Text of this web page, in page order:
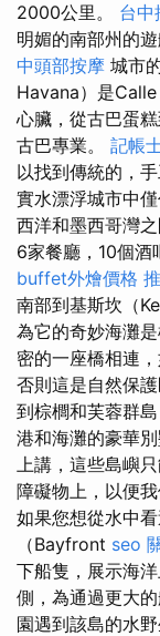
2000公里。 台中
明媚的南部州的
中頭部按摩 城市
Havana）是Calle
心臟，從古巴蛋
古巴專業。 記帳
以找到傳統的，
實水漂浮城市中
西洋和墨西哥灣
6家餐廳，10個
buffet外燴價格
南部到基斯坎（
為它的奇妙海灘是
密的一座橋相連
否則這是自然保護
到棕櫚和芙蓉群
港和海灘的豪華別
上講，這些島嶼
障礙物上，以便
如果您想從水中
（Bayfront seo
下船隻，展示海
側，為通過更大
園遇到該島的水